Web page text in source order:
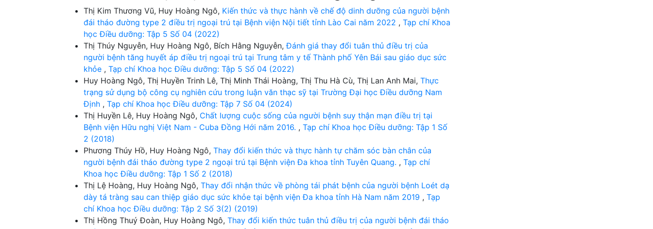
Thị Kim Thương Vũ, Huy Hoàng Ngô, Kiến thức và thực hành về chế độ dinh dưỡng của người bệnh
đái tháo đường type 2 điều trị ngoại trú tại Bệnh viện Nội tiết tỉnh Lào Cai năm 2022 , Tạp chí Khoa
học Điều dưỡng: Tập 5 Số 04 (2022)
Thị Thúy Nguyễn, Huy Hoàng Ngô, Bích Hằng Nguyễn,Đánh giá thay đổi tuân thủ điều trị của
người bệnh tăng huyết áp điều trị ngoại trú tại Trung tâm y tế Thành phố Yên Bái sau giáo dục sức
khỏe , Tạp chí Khoa học Điều dưỡng: Tập 5 Số 04 (2022)
Huy Hoàng Ngô, Thị Huyền Trinh Lê, Thị Minh Thái Hoàng, Thị Thu Hà Cù, Thị Lan Anh Mai, Thực
trạng sử dụng bộ công cụ nghiên cứu trong luận văn thạc sỹ tại Trường Đại học Điều dưỡng Nam
Định , Tạp chí Khoa học Điều dưỡng: Tập 7 Số 04 (2024)
Thị Huyền Lê, Huy Hoàng Ngô, Chất lượng cuộc sống của người bệnh suy thận mạn điều trị tại
Bệnh viện Hữu nghị Việt Nam - Cuba Đồng Hới năm 2016. , Tạp chí Khoa học Điều dưỡng: Tập 1 Số
2 (2018)
Phương Thúy Hồ, Huy Hoàng Ngô, Thay đổi kiến thức và thực hành tự chăm sóc bàn chân của
người bệnh đái tháo đường type 2 ngoại trú tại Bệnh viện Đa khoa tỉnh Tuyên Quang. , Tạp chí
Khoa học Điều dưỡng: Tập 1 Số 2 (2018)
Thị Lệ Hoàng, Huy Hoàng Ngô, Thay đổi nhận thức về phòng tái phát bệnh của người bệnh Loét dạ
dày tá tràng sau can thiệp giáo dục sức khỏe tại bệnh viện Đa khoa tỉnh Hà Nam năm 2019 , Tạp
chí Khoa học Điều dưỡng: Tập 2 Số 3(2) (2019)
Thị Hồng Thuý Đoàn, Huy Hoàng Ngô, Thay đổi kiến thức tuân thủ điều trị của người bệnh đái tháo